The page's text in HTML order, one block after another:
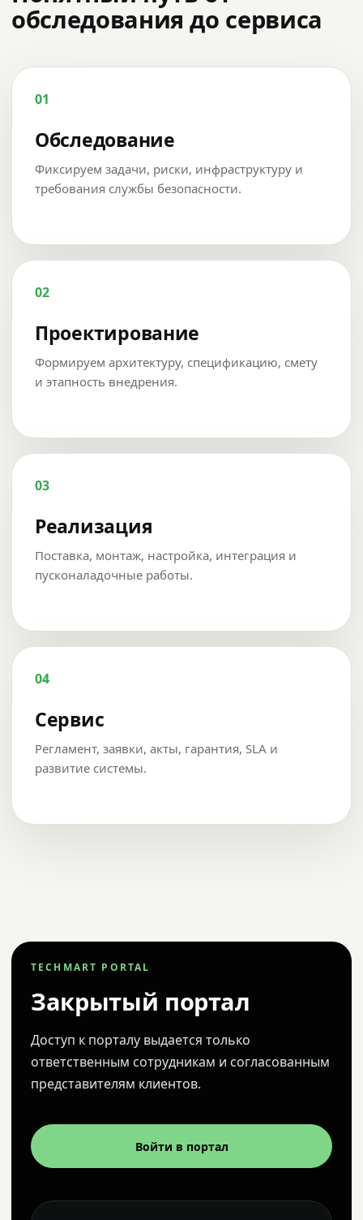
обследования до сервиса
01
Обследование
Фиксируем задачи, риски, инфраструктуру и
требования службы безопасности.
02
Проектирование
Формируем архитектуру, спецификацию, смету
и этапность внедрения.
03
Реализация
Поставка, монтаж, настройка, интеграция и
пусконаладочные работы.
04
Сервис
Регламент, заявки, акты, гарантия, SLA и
развитие системы.
TECHMART PORTAL
Закрытый портал
Доступ к порталу выдается только
ответственным сотрудникам и согласованным
представителям клиентов.
Войти в портал